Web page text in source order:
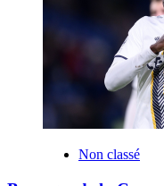
Non classé